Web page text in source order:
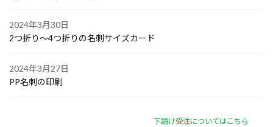
2024年3月30日
2つ折り～4つ折りの名刺サイズカード
2024年3月27日
PP名刺の印刷
下請け受注についてはこちら